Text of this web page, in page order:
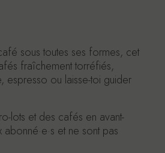
sous toutes ses formes, cet
fraîchement torréfiés,
espresso ou laisse-toi guider
lots et des cafés en avant-
et ne sont pas